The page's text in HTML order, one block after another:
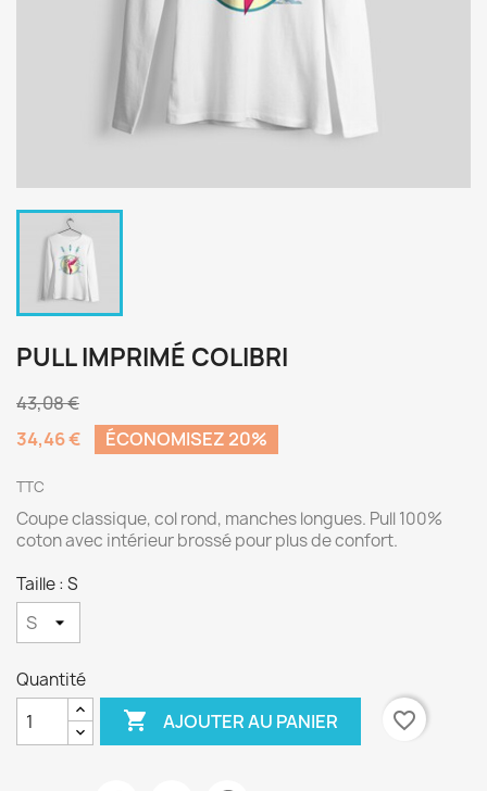
PULL IMPRIMÉ COLIBRI
43,08 €
34,46 €
ÉCONOMISEZ 20%
TTC
Coupe classique, col rond, manches longues. Pull 100%
coton avec intérieur brossé pour plus de confort.
Taille : S
Quantité
 AJOUTER AU PANIER favorite_border